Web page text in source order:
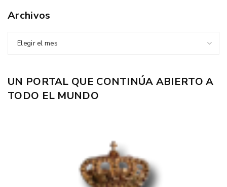
Archivos
Elegir el mes
UN PORTAL QUE CONTINÚA ABIERTO A
TODO EL MUNDO